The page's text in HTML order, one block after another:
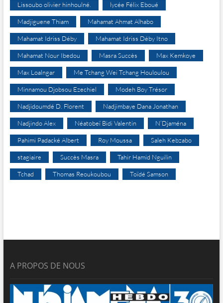
Lissoubo olivier hinhoulné. lycée Félix Eboué
Madjiguene Thiam Mahamat Ahmat Alhabo
Mahamat Idriss Déby Mahamat Idriss Déby Itno
Mahamat Nour Ibedou Masra Succès Max Kemkoye
Max Loalngar Me Tchang Wei Tchang Houloulou
Minnamou Djobsou Ezechiel Modeh Boy Trésor
Nadjidoumdé D. Florent Nadjimbaye Dana Jonathan
Nadjindo Alex Néatobeï Bidi Valentin N’Djaména
Pahimi Padacké Albert Roy Moussa Saleh Kebzabo
stagiaire Succès Masra Tahir Hamid Nguilin
Tchad Thomas Reoukoubou Toïdé Samson
A PROPOS DE NOUS